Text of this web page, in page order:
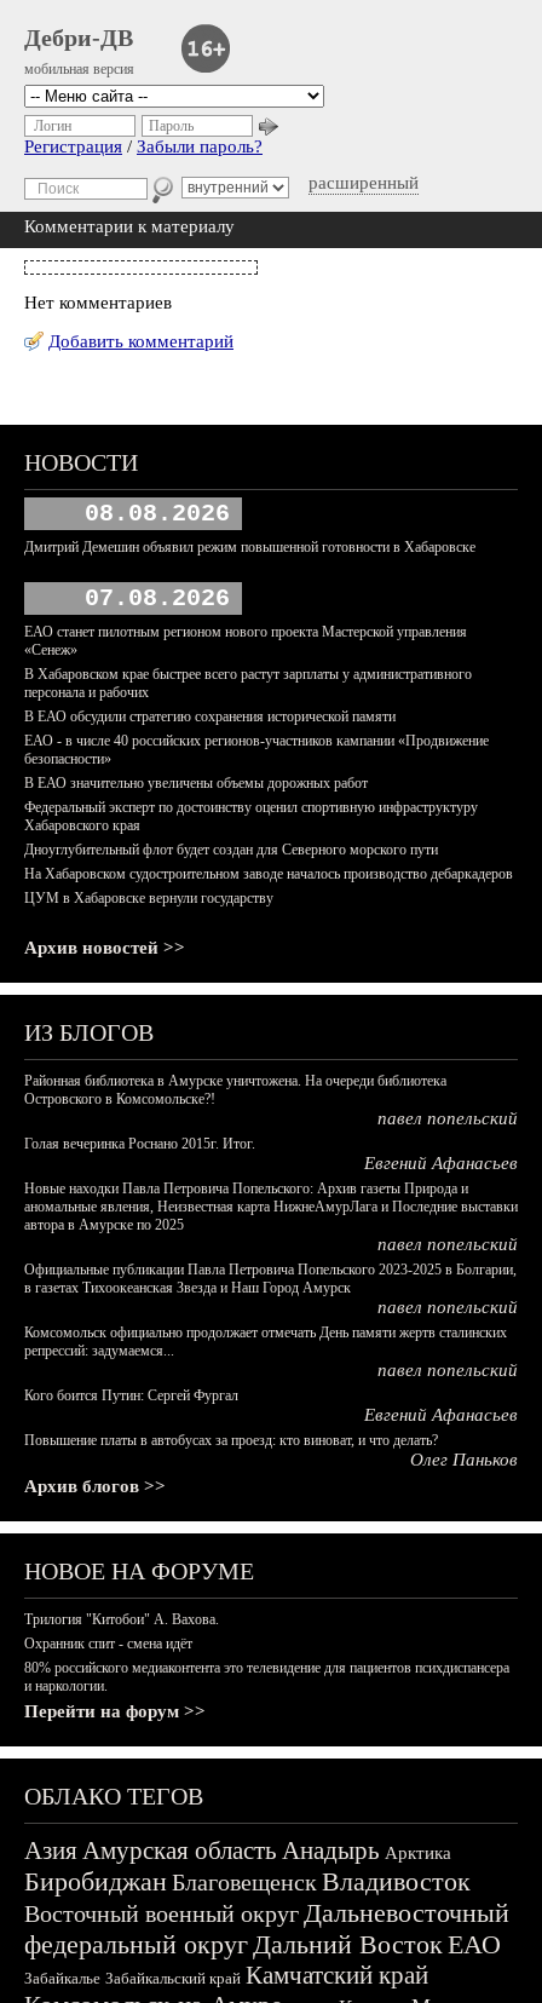
Дебри-ДВ
мобильная версия
расширенный
Логин Пароль
Регистрация / Забыли пароль?
Комментарии к материалу
Нет комментариев
Добавить комментарий
НОВОСТИ
08.08.2026
Дмитрий Демешин объявил режим повышенной готовности в Хабаровске
07.08.2026
ЕАО станет пилотным регионом нового проекта Мастерской управления
«Сенеж»
В Хабаровском крае быстрее всего растут зарплаты у административного
персонала и рабочих
В ЕАО обсудили стратегию сохранения исторической памяти
ЕАО - в числе 40 российских регионов-участников кампании «Продвижение
безопасности»
В ЕАО значительно увеличены объемы дорожных работ
Федеральный эксперт по достоинству оценил спортивную инфраструктуру
Хабаровского края
Дноуглубительный флот будет создан для Северного морского пути
На Хабаровском судостроительном заводе началось производство дебаркадеров
ЦУМ в Хабаровске вернули государству
Архив новостей >>
ИЗ БЛОГОВ
Районная библиотека в Амурске уничтожена. На очереди библиотека
Островского в Комсомольске?!
павел попельский
Голая вечеринка Роснано 2015г. Итог.
Евгений Афанасьев
Новые находки Павла Петровича Попельского: Архив газеты Природа и
аномальные явления, Неизвестная карта НижнеАмурЛага и Последние выставки
автора в Амурске по 2025
павел попельский
Официальные публикации Павла Петровича Попельского 2023-2025 в Болгарии,
в газетах Тихоокеанская Звезда и Наш Город Амурск
павел попельский
Комсомольск официально продолжает отмечать День памяти жертв сталинских
репрессий: задумаемся...
павел попельский
Кого боится Путин: Сергей Фургал
Евгений Афанасьев
Повышение платы в автобусах за проезд: кто виноват, и что делать?
Олег Паньков
Архив блогов >>
НОВОЕ НА ФОРУМЕ
Трилогия "Китобои" А. Вахова.
Охранник спит - смена идёт
80% российского медиаконтента это телевидение для пациентов психдиспансера
и наркологии.
Перейти на форум >>
ОБЛАКО ТЕГОВ
АзияАмурская область Анадырь Арктика
БиробиджанБлаговещенскВладивосток
Восточный военный округДальневосточный
федеральный округДальний ВостокЕАО
Забайкалье Забайкальский край Камчатский край